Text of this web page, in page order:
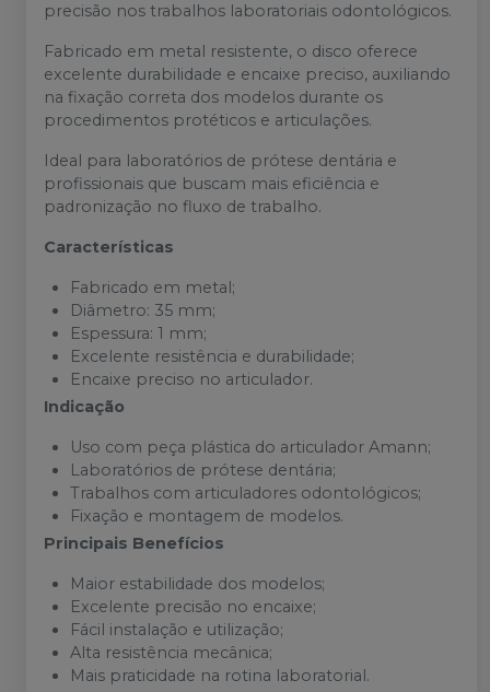
precisão nos trabalhos laboratoriais odontológicos.
Fabricado em metal resistente, o disco oferece
excelente durabilidade e encaixe preciso, auxiliando
na fixação correta dos modelos durante os
procedimentos protéticos e articulações.
Ideal para laboratórios de prótese dentária e
profissionais que buscam mais eficiência e
padronização no fluxo de trabalho.
Características
Fabricado em metal;
Diâmetro: 35 mm;
Espessura: 1 mm;
Excelente resistência e durabilidade;
Encaixe preciso no articulador.
Indicação
Uso com peça plástica do articulador Amann;
Laboratórios de prótese dentária;
Trabalhos com articuladores odontológicos;
Fixação e montagem de modelos.
Principais Benefícios
Maior estabilidade dos modelos;
Excelente precisão no encaixe;
Fácil instalação e utilização;
Alta resistência mecânica;
Mais praticidade na rotina laboratorial.